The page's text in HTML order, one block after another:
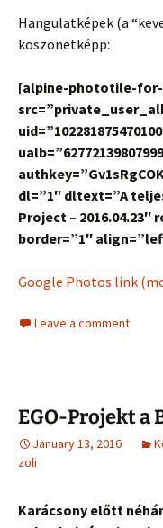
Hangulatképek (a
köszönetképp:
[alpine-phototile-
dl=”1″ dltext=”A
Project – 2016.04.23″
border=”1″
Google Photos link
Leave a comment
EGO-Projekt a
January 13, 2016
zoli
Karácsony előtt